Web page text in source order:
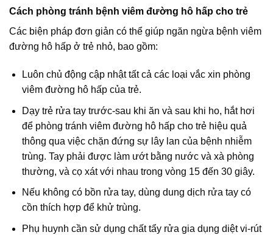
Cách phòng tránh bệnh viêm đường hô hấp cho trẻ
Các biện pháp đơn giản có thể giúp ngăn ngừa bệnh viêm
đường hô hấp ở trẻ nhỏ, bao gồm:
Luôn chủ động cập nhật tất cả các loại vắc xin phòng
viêm đường hô hấp của trẻ.
Dạy trẻ rửa tay trước-sau khi ăn và sau khi ho, hắt hơi
để phòng tránh viêm đường hô hấp cho trẻ hiệu quả
thông qua việc chặn đứng sự lây lan của bệnh nhiễm
trùng. Tay phải được làm ướt bằng nước và xà phòng
thường, và cọ xát với nhau trong vòng 15 đến 30 giây.
Nếu không có bồn rửa tay, dùng dung dịch rửa tay có
cồn thích hợp để khử trùng.
Phụ huynh cần sử dụng chất tẩy rửa gia dụng diệt vi-rút